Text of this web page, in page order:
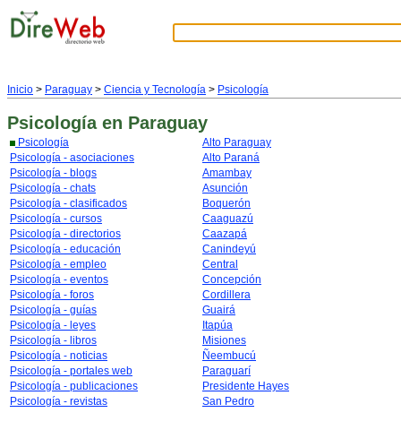
Inicio > Paraguay > Ciencia y Tecnología > Psicología
Psicología en Paraguay
Psicología
Psicología - asociaciones
Psicología - blogs
Psicología - chats
Psicología - clasificados
Psicología - cursos
Psicología - directorios
Psicología - educación
Psicología - empleo
Psicología - eventos
Psicología - foros
Psicología - guías
Psicología - leyes
Psicología - libros
Psicología - noticias
Psicología - portales web
Psicología - publicaciones
Psicología - revistas
Alto Paraguay
Alto Paraná
Amambay
Asunción
Boquerón
Caaguazú
Caazapá
Canindeyú
Central
Concepción
Cordillera
Guairá
Itapúa
Misiones
Ñeembucú
Paraguarí
Presidente Hayes
San Pedro